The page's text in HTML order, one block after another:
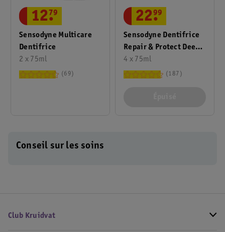
Sensodyne Multicare
Dentifrice
2 x 75ml
12.
79
69
Sensodyne Dentifrice
Repair & Protect Deep
Repair Whitening
4 x 75ml
22.
99
187
Conseil sur les soins
Club Kruidvat